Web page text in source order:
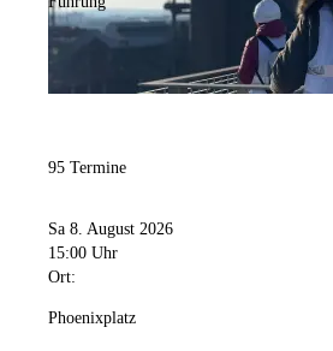
95 Termine
Sa 8. August 2026
15:00 Uhr
Ort:
Phoenixplatz